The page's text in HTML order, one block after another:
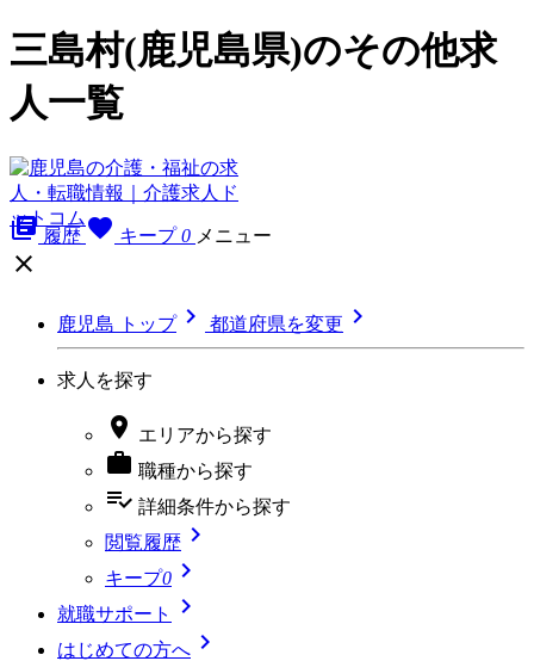
三島村(鹿児島県)のその他求
人一覧
library_books 履歴 favorite キープ 0 メニュー

鹿児島 トップ 都道府県を変更 
求人を探す
 エリアから探す
 職種から探す
playlist_add_check 詳細条件から探す
閲覧履歴 
キープ0 
就職サポート 
はじめての方へ 